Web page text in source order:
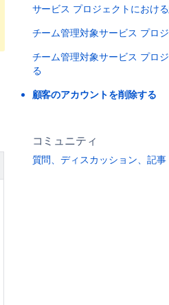
サービス プロジェクトにおけ
チーム管理対象サービス プロ
チーム管理対象サービス プロ
る
顧客のアカウントを削除する
コミュニティ
質問、ディスカッション、記事